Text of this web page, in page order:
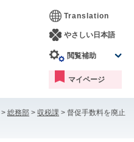
Translation
やさしい日本語
閲覧補助
マイページ
> 総務部 > 収税課 > 督促手数料を廃止